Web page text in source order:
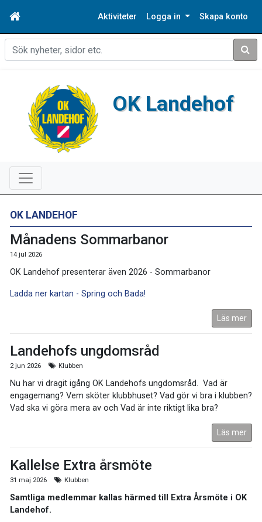
Aktiviteter Logga in Skapa konto
Sök
OK Landehof
OK LANDEHOF
Månadens Sommarbanor
14 jul 2026
OK Landehof presenterar även 2026 - Sommarbanor
Ladda ner kartan - Spring och Bada!
Läs mer
Landehofs ungdomsråd
2 jun 2026 Klubben
Nu har vi dragit igång OK Landehofs ungdomsråd. Vad är
engagemang? Vem sköter klubbhuset? Vad gör vi bra i klubben?
Vad ska vi göra mera av och Vad är inte riktigt lika bra?
Läs mer
Kallelse Extra årsmöte
31 maj 2026 Klubben
Samtliga medlemmar kallas härmed till Extra Årsmöte i OK
Landehof.